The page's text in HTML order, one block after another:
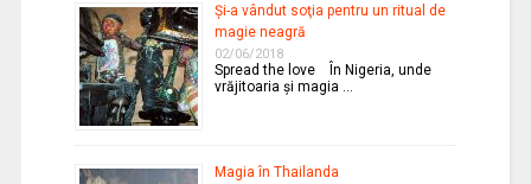
Şi-a vândut soţia pentru un ritual de
magie neagră
02/06/2018
Spread the love În Nigeria, unde
vrăjitoaria şi magia …
Magia în Thailanda